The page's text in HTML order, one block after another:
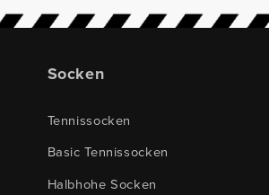
Socken
Tennissocken
Basic Tennissocken
Halbhohe Socken